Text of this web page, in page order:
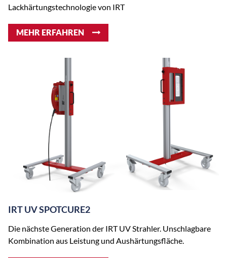
Lackhärtungstechnologie von IRT
MEHR ERFAHREN
IRT UV SPOTCURE2
Die nächste Generation der IRT UV Strahler. Unschlagbare
Kombination aus Leistung und Aushärtungsfläche.